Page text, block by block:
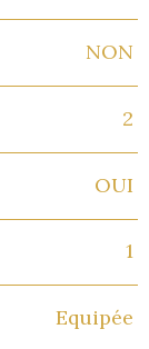
NON
2
OUI
1
Equipée